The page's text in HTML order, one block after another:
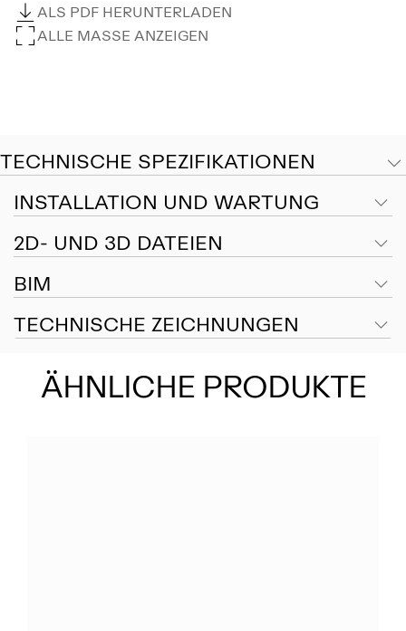
ALS PDF HERUNTERLADEN
ALLE MASSE ANZEIGEN
TECHNISCHE SPEZIFIKATIONEN
INSTALLATION UND WARTUNG
2D- UND 3D DATEIEN
BIM
TECHNISCHE ZEICHNUNGEN
ÄHNLICHE PRODUKTE